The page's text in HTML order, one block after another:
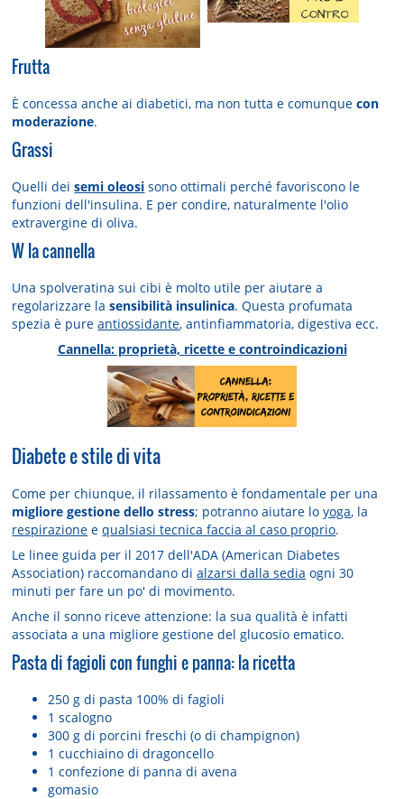
Frutta
È concessa anche ai diabetici, ma non tutta e comunquecon
moderazione.
Grassi
Quelli deisemi oleosi sono ottimali perché favoriscono le
funzioni dell'insulina. E per condire, naturalmente l'olio
extravergine di oliva.
W la cannella
Una spolveratina sui cibi è molto utile per aiutare a
regolarizzare lasensibilità insulinica. Questa profumata
spezia è pureantiossidante, antinfiammatoria, digestiva ecc.
Cannella: proprietà, ricette e controindicazioni
Diabete e stile di vita
Come per chiunque, il rilassamento è fondamentale per una
migliore gestione dello stress; potranno aiutare loyoga, la
respirazione equalsiasi tecnica faccia al caso proprio.
Le linee guida per il 2017 dell'ADA (American Diabetes
Association) raccomandano dialzarsi dalla sedia ogni 30
minuti per fare un po' di movimento.
Anche il sonno riceve attenzione: la sua qualità è infatti
associata a una migliore gestione del glucosio ematico.
Pasta di fagioli con funghi e panna: la ricetta
250 g di pasta 100% di fagioli
1 scalogno
300 g di porcini freschi (o di champignon)
1 cucchiaino di dragoncello
1 confezione di panna di avena
gomasio